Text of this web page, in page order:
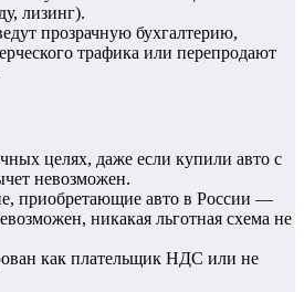
лизинг).
прозрачную бухгалтерию,
трафика или перепродают
целях, даже если купили авто с
невозможен.
приобретающие авто в России —
никакая льготная схема не
как плательщик НДС или не